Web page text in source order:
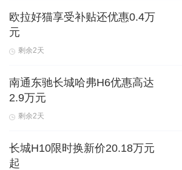
欧拉好猫享受补贴还优惠0.4万
元
剩余2天
南通东驰长城哈弗H6优惠高达
2.9万元
剩余2天
长城H10限时换新价20.18万元
起